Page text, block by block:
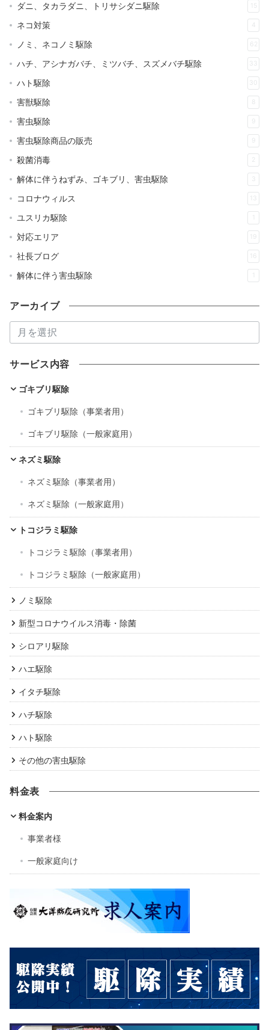
ダニ、タカラダニ、トリサシダニ駆除 15
ネコ対策 4
ノミ、ネコノミ駆除 62
ハチ、アシナガバチ、ミツバチ、スズメバチ駆除 33
ハト駆除 30
害獣駆除 8
害虫駆除 9
害虫駆除商品の販売 9
殺菌消毒 2
解体に伴うねずみ、ゴキブリ、害虫駆除 3
コロナウィルス 13
ユスリカ駆除
対応エリア 19
社長ブログ 16
解体に伴う害虫駆除
アーカイブ
ー
カ
イ
ブ
サービス内容
ゴキブリ駆除
ゴキブリ駆除（事業者用）
ゴキブリ駆除（一般家庭用）
ネズミ駆除
ネズミ駆除（事業者用）
ネズミ駆除（一般家庭用）
トコジラミ駆除
トコジラミ駆除（事業者用）
トコジラミ駆除（一般家庭用）
ノミ駆除
新型コロナウイルス消毒・除菌
シロアリ駆除
ハエ駆除
イタチ駆除
ハチ駆除
ハト駆除
その他の害虫駆除
料金表
料金案内
事業者様
一般家庭向け